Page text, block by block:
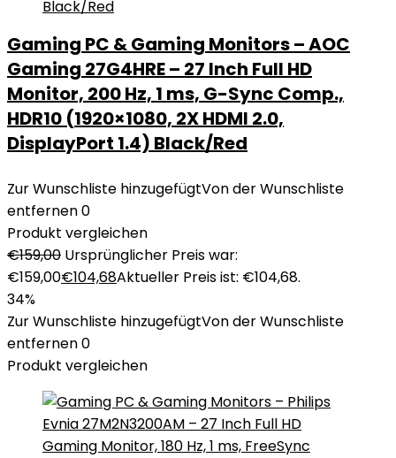
Gaming PC & Gaming Monitors – AOC
Gaming 27G4HRE – 27 Inch Full HD
Monitor, 200 Hz, 1 ms, G-Sync Comp.,
HDR10 (1920×1080, 2X HDMI 2.0,
DisplayPort 1.4) Black/Red
Zur Wunschliste hinzugefügtVon der Wunschliste
entfernen0
Produkt vergleichen
€159,00 Ursprünglicher Preis war:
€159,00€104,68Aktueller Preis ist: €104,68.
34%
Zur Wunschliste hinzugefügtVon der Wunschliste
entfernen0
Produkt vergleichen